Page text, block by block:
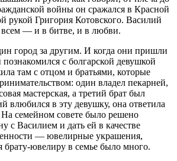
войны он сражался в Красной
рукой Григория Котовского. Василий
— и в битве, и в любви.
город за другим. И когда они пришли
с болгарской девушкой
там с отцом и братьями, которые
один владел пекарней,
мастерская, а третий брат был
влюбился в эту девушку, она ответила
семейном совете было решено
с Василием и дать ей в качестве
— ювелирные украшения,
брату-ювелиру в семье было много.